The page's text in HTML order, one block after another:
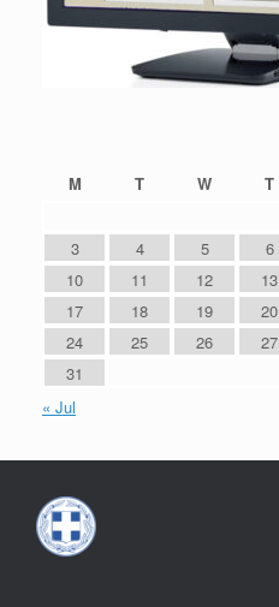
M
T W T
3
4 5 6
10
11 12 13
17
18 19 20
24
25 26 27
31
« Jul